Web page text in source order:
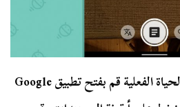
لتتمكن من نسخ نص من الحياة الفعلية قم بفتح تطبيق Google